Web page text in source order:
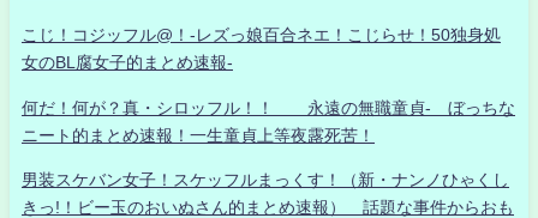
こじ！コジッフル@！-レズっ娘百合ネエ！こじらせ！50独身処
女のBL腐女子的まとめ速報-
何だ！何が？真・シロッフル！！ 永遠の無職童貞- ぼっちな
ニート的まとめ速報！一生童貞上等夜露死苦！
男装スケバン女子！スケッフルまっくす！（新・ナンノひゃくし
きっ!！ビー玉のおいぬさん的まとめ速報） 話題な事件からおも